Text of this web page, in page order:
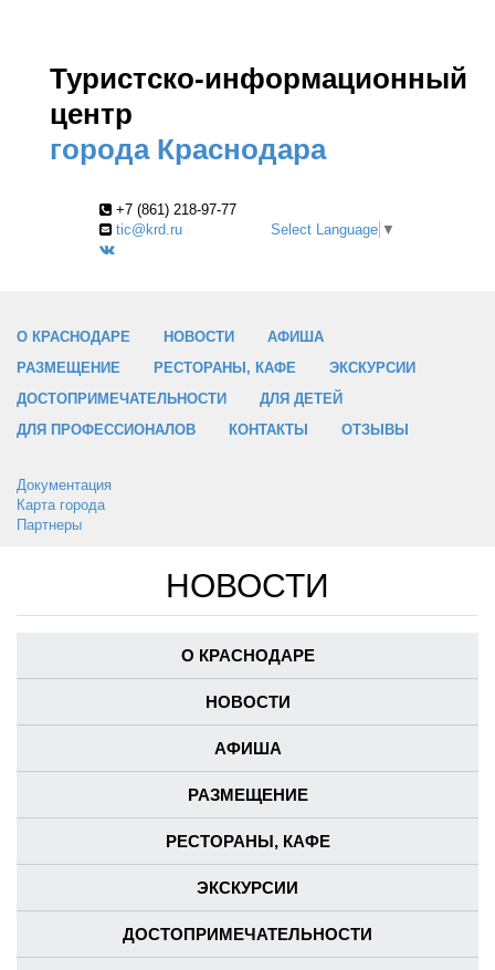
Туристско-информационный
центр
города Краснодара
+7 (861) 218-97-77
tic@krd.ru
Select Language ▼
О КРАСНОДАРЕ НОВОСТИ
АФИША
РАЗМЕЩЕНИЕ
РЕСТОРАНЫ, КАФЕ
ЭКСКУРСИИ
ДОСТОПРИМЕЧАТЕЛЬНОСТИ
ДЛЯ ДЕТЕЙ
ДЛЯ ПРОФЕССИОНАЛОВ
КОНТАКТЫ ОТЗЫВЫ
Документация
Карта города
Партнеры
НОВОСТИ
О КРАСНОДАРЕ
НОВОСТИ
АФИША
РАЗМЕЩЕНИЕ
РЕСТОРАНЫ, КАФЕ
ЭКСКУРСИИ
ДОСТОПРИМЕЧАТЕЛЬНОСТИ